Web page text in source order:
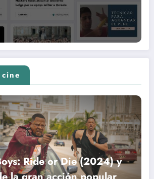
Ride or Die (2024) y